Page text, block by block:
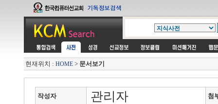
현재위치 : HOME > 문서보기
작성자 관리자 첨